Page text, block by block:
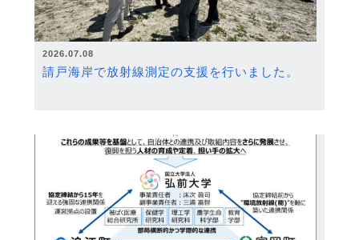
2026.07.08
請戸海岸で放射線測定の支援を行いました。